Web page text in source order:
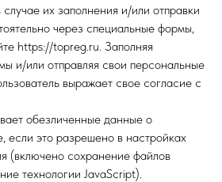
случае их заполнения и/или отправки
через специальные формы,
https://topreg.ru. Заполняя
и/или отправляя свои персональные
выражает свое согласие с
обезличенные данные о
если это разрешено в настройках
(включено сохранение файлов
технологии JavaScript).